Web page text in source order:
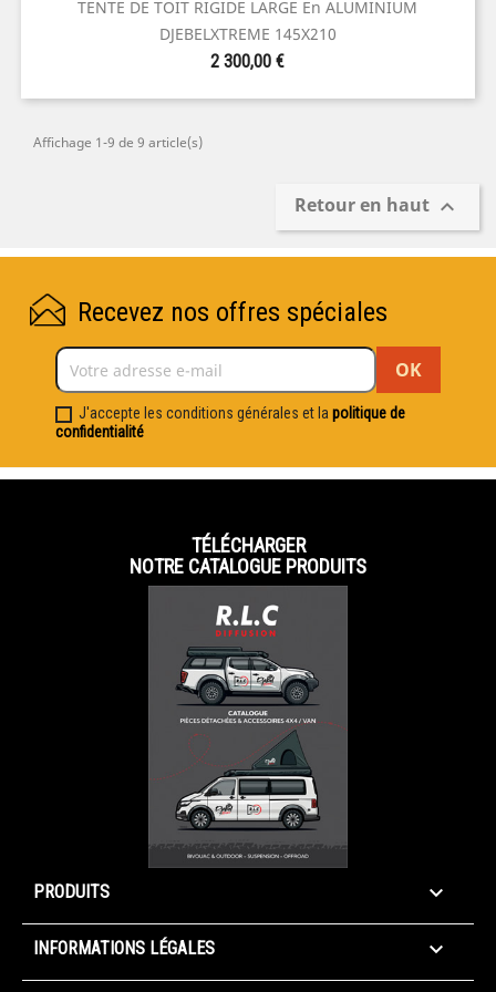
TENTE DE TOIT RIGIDE LARGE En ALUMINIUM
DJEBELXTREME 145X210
Prix
2 300,00 €
Affichage 1-9 de 9 article(s)
Retour en haut 
Recevez nos offres spéciales
J'accepte les conditions générales et la politique de
confidentialité
TÉLÉCHARGER
NOTRE CATALOGUE PRODUITS
PRODUITS 
INFORMATIONS LÉGALES 